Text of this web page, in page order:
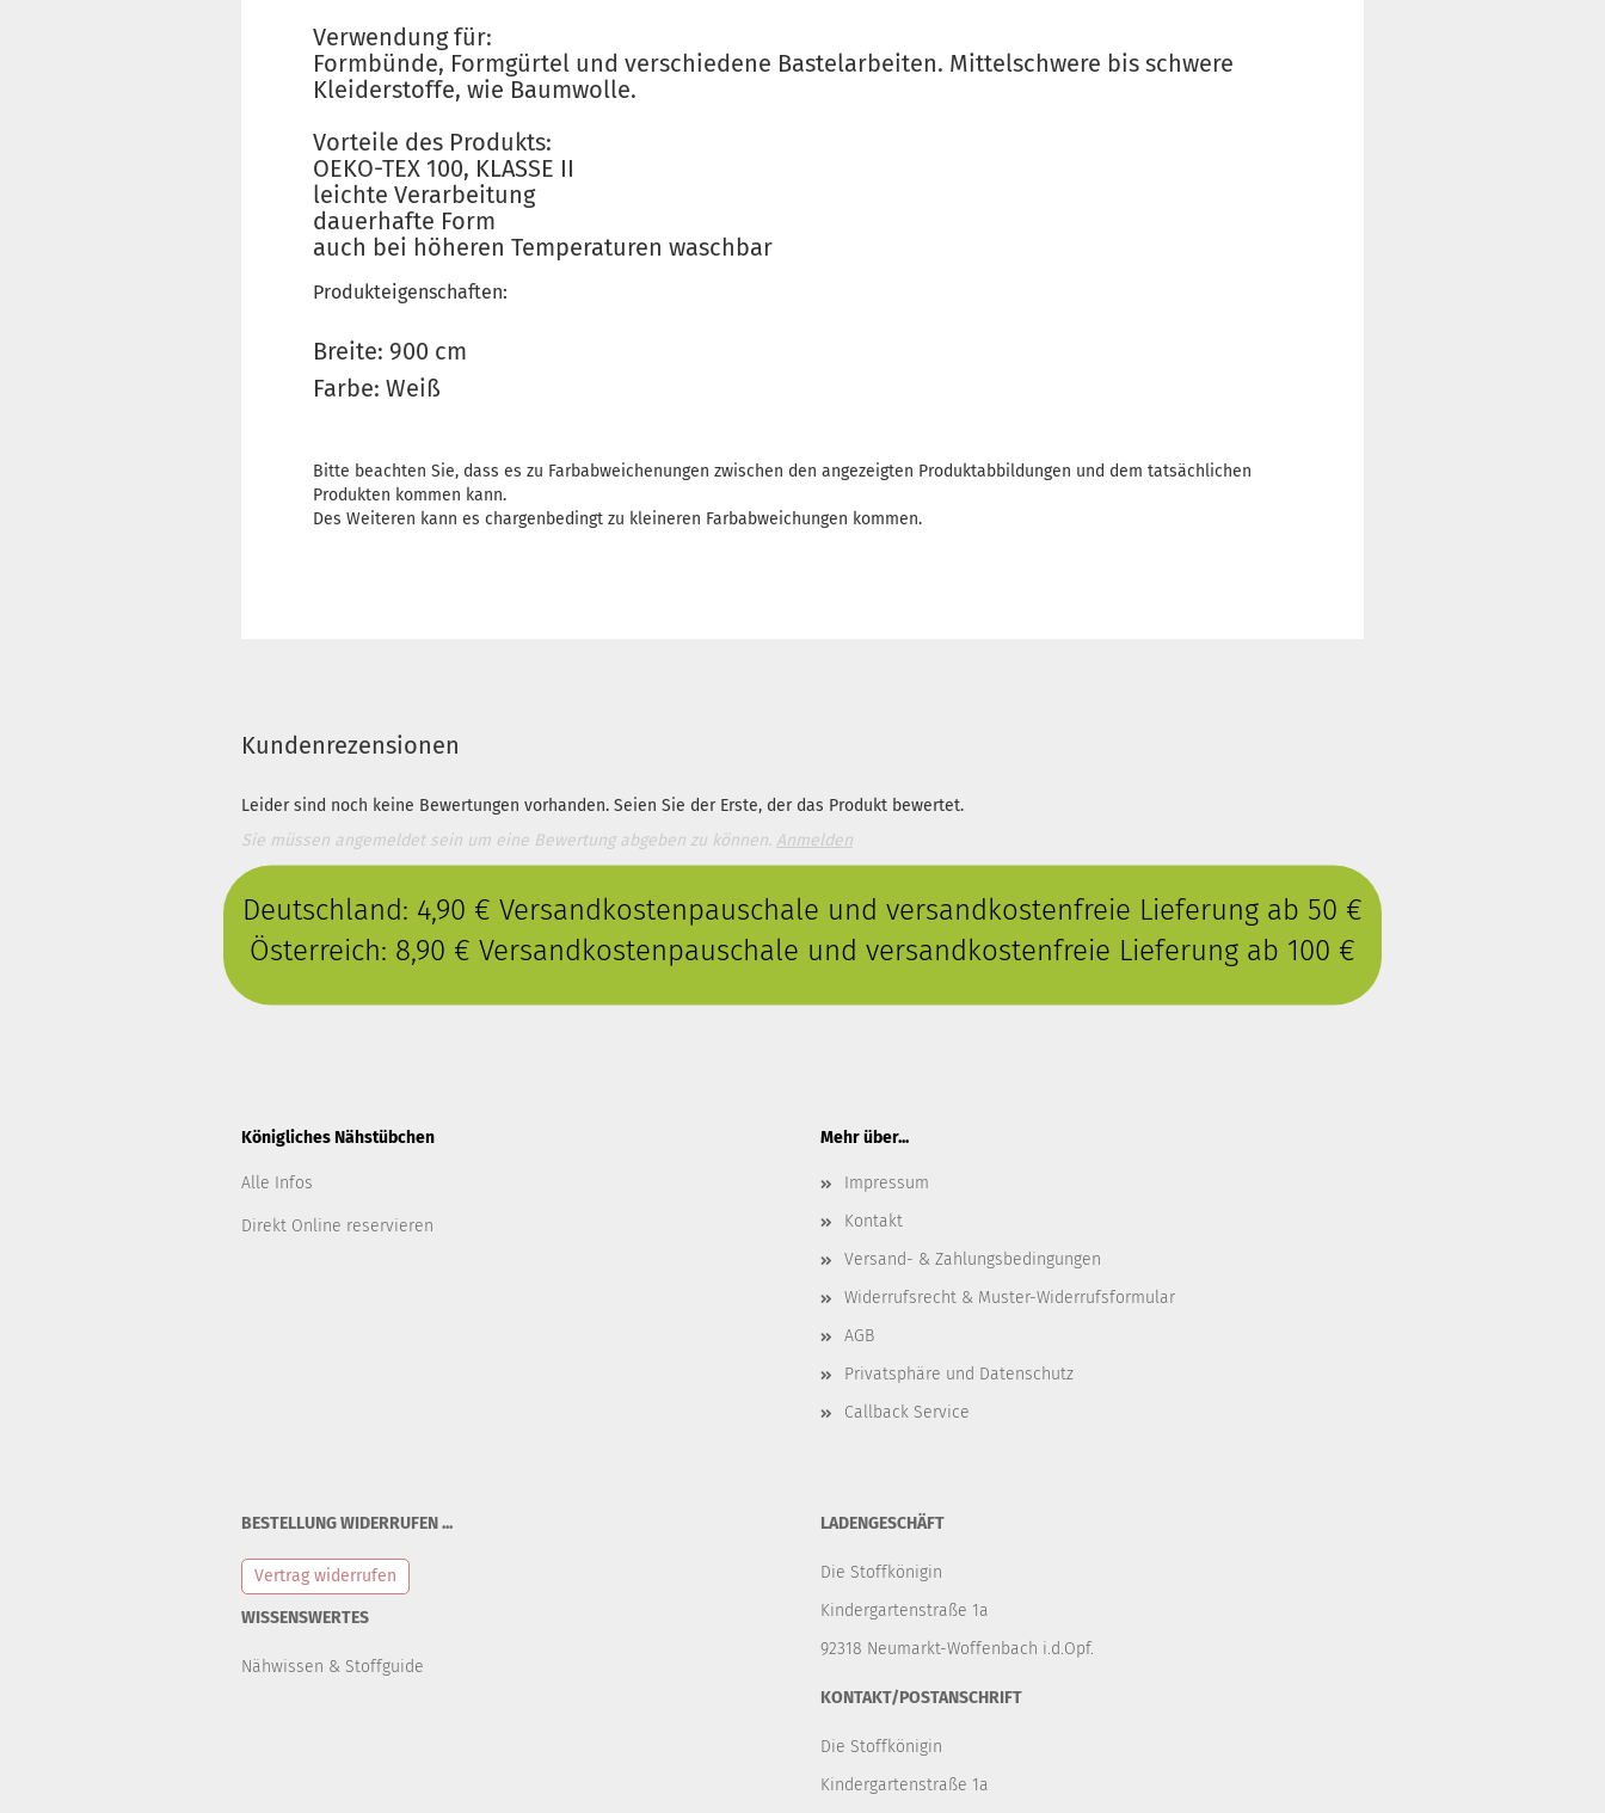
Verwendung für:
Formbünde, Formgürtel und verschiedene Bastelarbeiten. Mittelschwere bis schwere
Kleiderstoffe, wie Baumwolle.
Vorteile des Produkts:
OEKO-TEX 100, KLASSE II
leichte Verarbeitung
dauerhafte Form
auch bei höheren Temperaturen waschbar
Produkteigenschaften:
Breite: 900 cm
Farbe: Weiß
Bitte beachten Sie, dass es zu Farbabweichenungen zwischen den angezeigten Produktabbildungen und dem tatsächlichen
Produkten kommen kann.
Des Weiteren kann es chargenbedingt zu kleineren Farbabweichungen kommen.
Kundenrezensionen
Leider sind noch keine Bewertungen vorhanden. Seien Sie der Erste, der das Produkt bewertet.
Sie müssen angemeldet sein um eine Bewertung abgeben zu können. Anmelden
Deutschland: 4,90 € Versandkostenpauschale und versandkostenfreie Lieferung ab 50 €
Österreich: 8,90 € Versandkostenpauschale und versandkostenfreie Lieferung ab 100 €
Königliches Nähstübchen
Alle Infos
Direkt Online reservieren
Mehr über...
Impressum
Kontakt
Versand- & Zahlungsbedingungen
Widerrufsrecht & Muster-Widerrufsformular
AGB
Privatsphäre und Datenschutz
Callback Service
BESTELLUNG WIDERRUFEN ...
Vertrag widerrufen
WISSENSWERTES
Nähwissen & Stoffguide
LADENGESCHÄFT
Die Stoffkönigin
Kindergartenstraße 1a
92318 Neumarkt-Woffenbach i.d.Opf.
KONTAKT/POSTANSCHRIFT
Die Stoffkönigin
Kindergartenstraße 1a